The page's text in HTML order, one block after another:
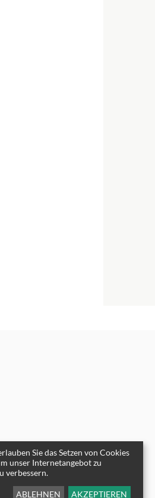
Sie das Setzen von Cookies
unser Internetangebot zu
verbessern.
ABLEHNEN AKZEPTIEREN